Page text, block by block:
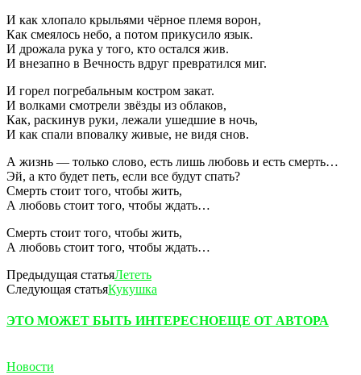
И как хлопало крыльями чёрное племя ворон,
Как смеялось небо, а потом прикусило язык.
И дрожала рука у того, кто остался жив.
И внезапно в Вечность вдруг превратился миг.
И горел погребальным костром закат.
И волками смотрели звёзды из облаков,
Как, раскинув руки, лежали ушедшие в ночь,
И как спали вповалку живые, не видя снов.
А жизнь — только слово, есть лишь любовь и есть смерть…
Эй, а кто будет петь, если все будут спать?
Смерть стоит того, чтобы жить,
А любовь стоит того, чтобы ждать…
Смерть стоит того, чтобы жить,
А любовь стоит того, чтобы ждать…
Предыдущая статьяЛететь
Следующая статьяКукушка
ЭТО МОЖЕТ БЫТЬ ИНТЕРЕСНОЕЩЕ ОТ АВТОРА
Новости